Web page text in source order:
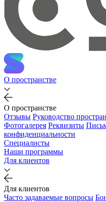
О пространстве
О пространстве
Отзывы Руководство
Фотогалерея Реквизиты
конфиденциальности
Специалисты
Наши программы
Для клиентов
Для клиентов
Часто задаваемые вопросы